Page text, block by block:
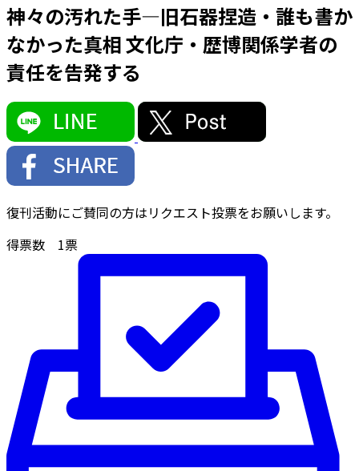
神々の汚れた手―旧石器捏造・誰も書か
なかった真相 文化庁・歴博関係学者の
責任を告発する
復刊活動にご賛同の方はリクエスト投票をお願いします。
得票数 1票